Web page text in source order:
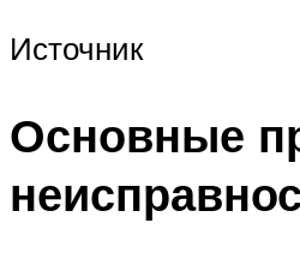
Источник
Основные